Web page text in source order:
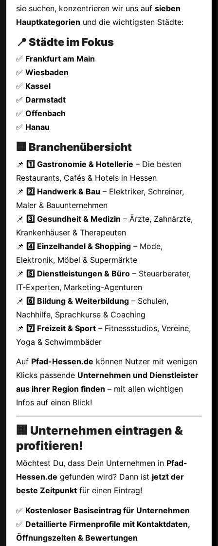
sie suchen, konzentrieren wir uns auf sieben
Hauptkategorien und die wichtigsten Städte:
📍 Städte im Fokus
✅ Frankfurt am Main
✅ Wiesbaden
✅ Kassel
✅ Darmstadt
✅ Offenbach
✅ Hanau
🏢 Branchenübersicht
📌 1️⃣ Gastronomie & Hotellerie – Die besten
Restaurants, Cafés & Hotels in Hessen
📌 2️⃣ Handwerk & Bau – Elektriker, Schreiner,
Maler & Bauunternehmen
📌 3️⃣ Gesundheit & Medizin – Ärzte, Zahnärzte,
Krankenhäuser & Therapeuten
📌 4️⃣ Einzelhandel & Shopping– Mode,
Elektronik, Möbel & Supermärkte
📌 5️⃣ Dienstleistungen & Büro– Steuerberater,
IT-Experten, Marketing-Agenturen
📌 6️⃣ Bildung & Weiterbildung– Schulen,
Nachhilfe, Sprachkurse & Coaching
📌 7️⃣ Freizeit & Sport– Fitnessstudios, Vereine,
Yoga & Schwimmbäder
Auf Pfad-Hessen.de können Nutzer mit wenigen
Klicks passende Unternehmen und Dienstleister
aus ihrer Region finden – mit allen wichtigen
Infos auf einen Blick!
🏢 Unternehmen eintragen &
profitieren!
Möchtest Du, dass Dein Unternehmen in Pfad-
Hessen.de gefunden wird? Dann ist jetzt der
beste Zeitpunktfür einen Eintrag!
✅ Kostenloser Basiseintrag für Unternehmen
✅ Detaillierte Firmenprofile mit Kontaktdaten,
Öffnungszeiten & Bewertungen